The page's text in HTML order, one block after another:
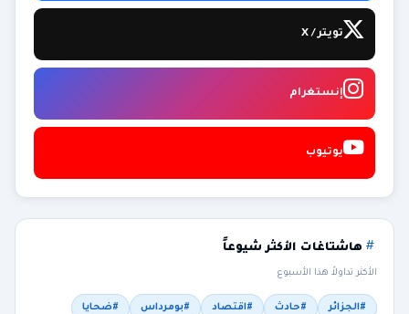
تويتر / X
إنستغرام
يوتيوب
هاشتاغات الأكثر شيوعاً
الأكثر تداولاً هذا الأسبوع
#الجزائر #حادث #اقتصاد #بومرداس #ضحايا